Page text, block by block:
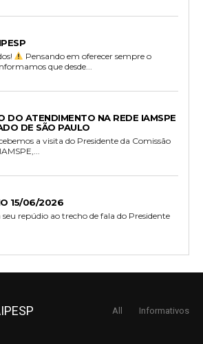
​Pensando em oferecer sempre o
que desde...
DO ATENDIMENTO NA REDE IAMSPE
DE SÃO PAULO
a visita do Presidente da Comissão
15/06/2026
repúdio ao trecho de fala do Presidente
All Informativos